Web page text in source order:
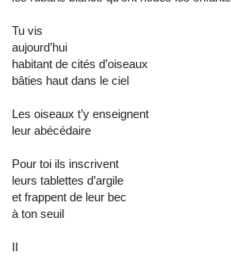
Tu vis
aujourd’hui
habitant de cités d’oiseaux
bâties haut dans le ciel
Les oiseaux t’y enseignent
leur abécédaire
Pour toi ils inscrivent
leurs tablettes d’argile
et frappent de leur bec
à ton seuil
II